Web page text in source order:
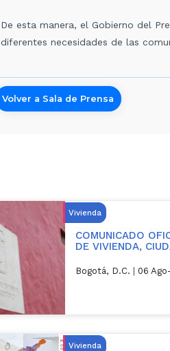
De esta manera, el Gobierno del
diferentes necesidades de las
Volver a Sala de Prensa
Vivienda
COMUNICADO
DE VIVIENDA,
Bogotá, D.C. | 06
Vivienda